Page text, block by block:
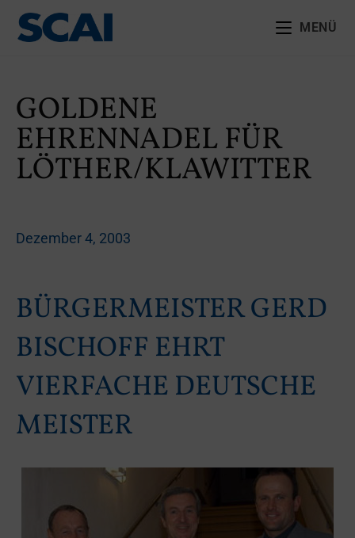
MENÜ
GOLDENE
EHRENNADEL FÜR
LÖTHER/KLAWITTER
Dezember 4, 2003
BÜRGERMEISTER GERD
BISCHOFF EHRT
VIERFACHE DEUTSCHE
MEISTER